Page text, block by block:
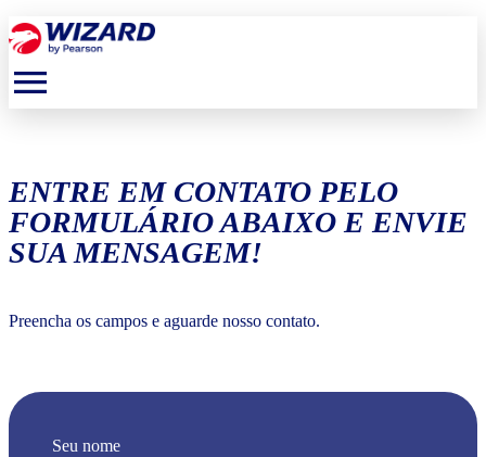
menu
ENTRE EM CONTATO PELO
FORMULÁRIO ABAIXO E ENVIE
SUA MENSAGEM!
Preencha os campos e aguarde nosso contato.
Seu nome